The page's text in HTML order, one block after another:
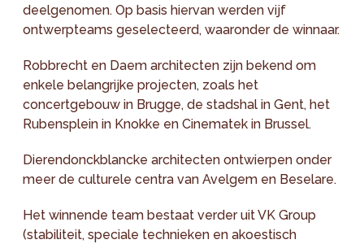
deelgenomen. Op basis hiervan werden vijf
ontwerpteams geselecteerd, waaronder de winnaar.
Robbrecht en Daem architecten zijn bekend om
enkele belangrijke projecten, zoals het
concertgebouw in Brugge, de stadshal in Gent, het
Rubensplein in Knokke en Cinematek in Brussel.
Dierendonckblancke architecten ontwierpen onder
meer de culturele centra van Avelgem en Beselare.
Het winnende team bestaat verder uit VK Group
(stabiliteit, speciale technieken en akoestisch